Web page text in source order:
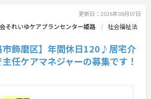
更新日：2026年08月07日
それいゆケアプランセンター姫路
社会福祉法
市飾磨区】年間休日120♪居宅介
任ケアマネジャーの募集です！